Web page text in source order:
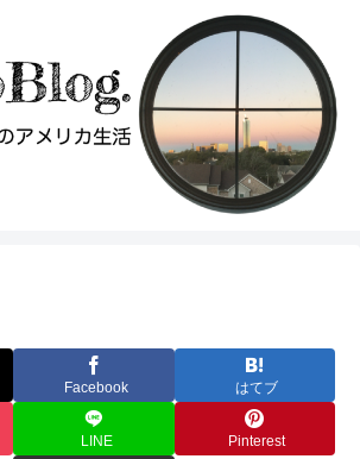
Facebook はてブ
LINE Pinterest